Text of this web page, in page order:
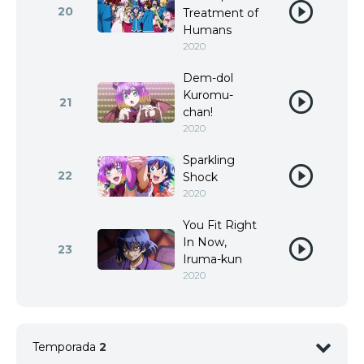
20
Treatment of
Humans
2020
21
Dem-dol
Kuromu-
chan!
2020
22
Sparkling
Shock
2020
23
You Fit Right
In Now,
Iruma-kun
2020
Temporada 2